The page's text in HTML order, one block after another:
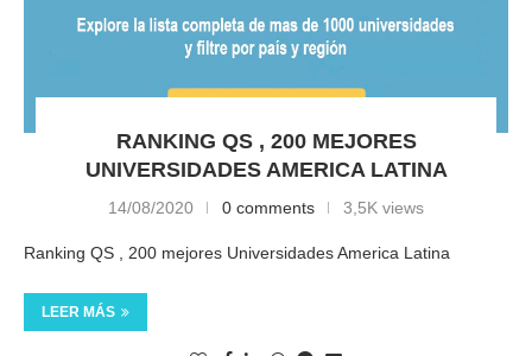
RANKING QS , 200 MEJORES
UNIVERSIDADES AMERICA LATINA
14/08/2020 0 comments 3,5K views
Ranking QS , 200 mejores Universidades America Latina
LEER MÁS